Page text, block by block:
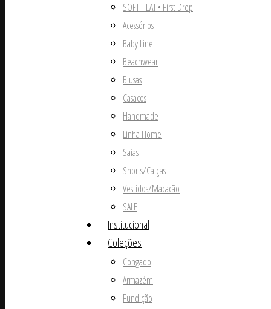
SOFT HEAT • First Drop
Acessórios
Baby Line
Beachwear
Blusas
Casacos
Handmade
Linha Home
Saias
Shorts/Calças
Vestidos/Macacão
SALE
Institucional
Coleções
Congado
Armazém
Fundição